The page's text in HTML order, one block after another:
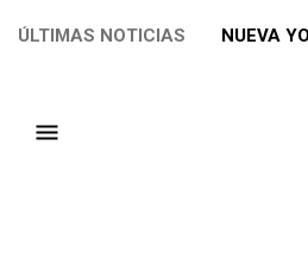
ÚLTIMAS NOTICIAS NUEVA